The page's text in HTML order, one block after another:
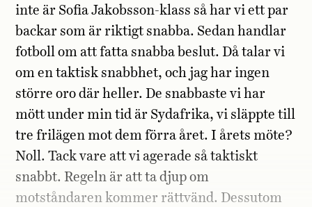
inte är Sofia Jakobsson-klass så har vi ett par
backar som är riktigt snabba. Sedan handlar
fotboll om att fatta snabba beslut. Då talar vi
om en taktisk snabbhet, och jag har ingen
större oro där heller. De snabbaste vi har
mött under min tid är Sydafrika, vi släppte till
tre frilägen mot dem förra året. I årets möte?
Noll. Tack vare att vi agerade så taktiskt
snabbt. Regeln är att ta djup om
motståndaren kommer rättvänd. Dessutom